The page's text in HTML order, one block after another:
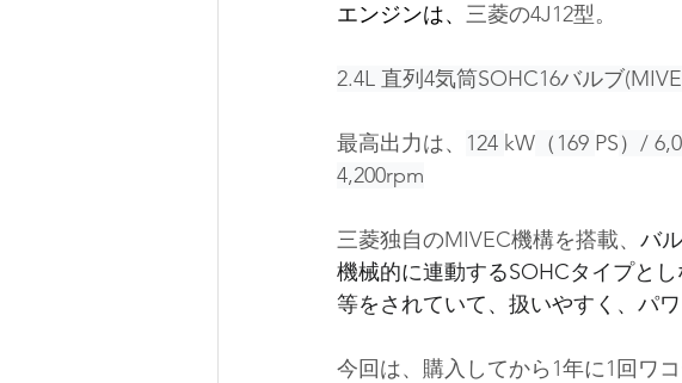
エンジンは、 三菱の4J12型。
2.4L 直列4気筒SOHC16バルブ
最高出力は、 124 kW （169 PS）/
4,200rpm
三菱独自のMIVEC機構を搭載、 バ
機械的に連動するSOHCタイプと
等をされていて、扱いやすく、パ
今回は、購入してから1年に1回ワ